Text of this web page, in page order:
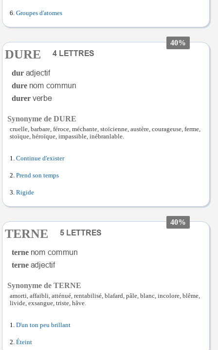
Groupes d'atomes
40%
DURE
dur
dure
durer
Synonyme de DURE
cruelle, barbare, féroce, méchante, stoïcienne, austère, courageuse, ferme,
stoïque, héroïque, impassible, inébranlable.
Continue d'exister
Prend son temps
Rigide
40%
TERNE
terne
terne
Synonyme de TERNE
amorti, affaibli, atténué, rentabilisé, blafard, pâle, blanc, incolore, blême,
livide, exsangue, triste, hâve.
D'un ton peu brillant
Éteint